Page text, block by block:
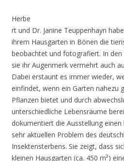
Herbe
rt und Dr. Janine Teuppenhayn
ihrem Hausgarten in Bönen die
beobachtet und fotografiert. In den
sie ihr Augenmerk vermehrt auch
Dabei erstaunt es immer wieder,
einfindet, wenn ein Garten nahezu
Pflanzen bietet und durch
unterschiedliche Lebensräume
dokumentiert die Ausstellung
sehr aktuellen Problem des
Insektensterbens. Sie zeigt, dass
kleinen Hausgarten (ca. 450 m²)